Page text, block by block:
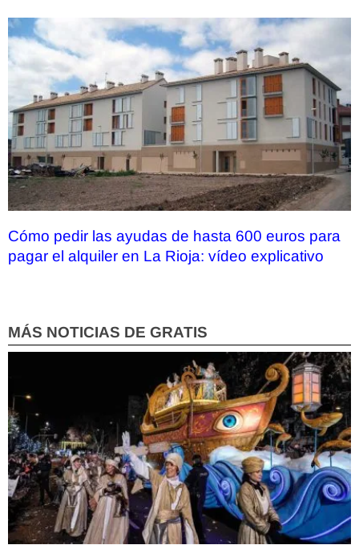
Cómo pedir las ayudas de hasta 600 euros para
pagar el alquiler en La Rioja: vídeo explicativo
MÁS NOTICIAS DE GRATIS